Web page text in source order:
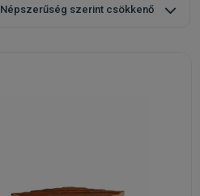
Népszerűség szerint csökkenő